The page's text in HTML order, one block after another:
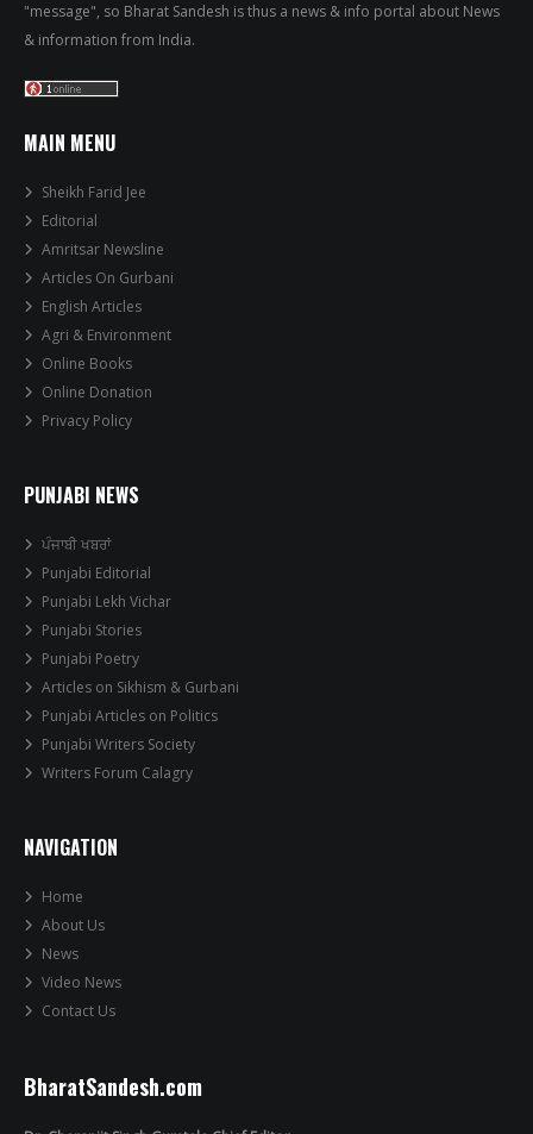
"message", so Bharat Sandesh is thus a news & info portal about News
& information from India.
MAIN MENU
Sheikh Farid Jee
Editorial
Amritsar Newsline
Articles On Gurbani
English Articles
Agri & Environment
Online Books
Online Donation
Privacy Policy
PUNJABI NEWS
ਪੰਜਾਬੀ ਖਬਰਾਂ
Punjabi Editorial
Punjabi Lekh Vichar
Punjabi Stories
Punjabi Poetry
Articles on Sikhism & Gurbani
Punjabi Articles on Politics
Punjabi Writers Society
Writers Forum Calagry
NAVIGATION
Home
About Us
News
Video News
Contact Us
BharatSandesh.com